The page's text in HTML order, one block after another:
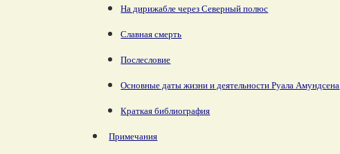
На дирижабле через Северный полюс
Славная смерть
Послесловие
Основные даты жизни и деятельности Руала Амундсена
Краткая библиография
Примечания